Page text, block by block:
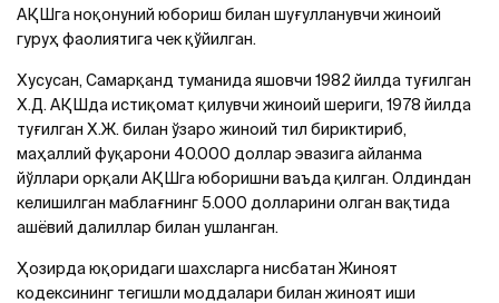
АҚШга ноқонуний юбориш билан шуғулланувчи жиноий
гуруҳ фаолиятига чек қўйилган.
Хусусан, Самарқанд туманида яшовчи 1982 йилда туғилган
Х.Д. АҚШда истиқомат қилувчи жиноий шериги, 1978 йилда
туғилган Х.Ж. билан ўзаро жиноий тил бириктириб,
маҳаллий фуқарони 40.000 доллар эвазига айланма
йўллари орқали АҚШга юборишни ваъда қилган. Олдиндан
келишилган маблағнинг 5.000 долларини олган вақтида
ашёвий далиллар билан ушланган.
Ҳозирда юқоридаги шахсларга нисбатан Жиноят
кодексининг тегишли моддалари билан жиноят иши